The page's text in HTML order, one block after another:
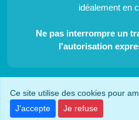
Ce site utilise des cookies pour
J'accepte
Je refuse
idéalement en
Ne pas interrompre un
l'autorisation
Recherche